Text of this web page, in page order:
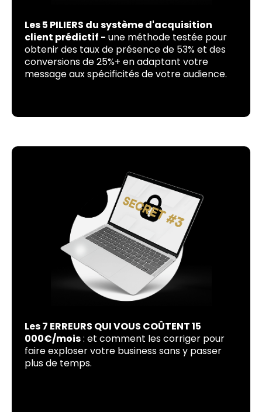
Les 5 PILIERS du système d'acquisition
client prédictif - une méthode testée pour
obtenir des taux de présence de 53% et des
conversions de 25%+ en adaptant votre
message aux spécificités de votre audience.
Les 7 ERREURS QUI VOUS COÛTENT 15
000€/mois: et comment les corriger pour
faire exploser votre business sans y passer
plus de temps.